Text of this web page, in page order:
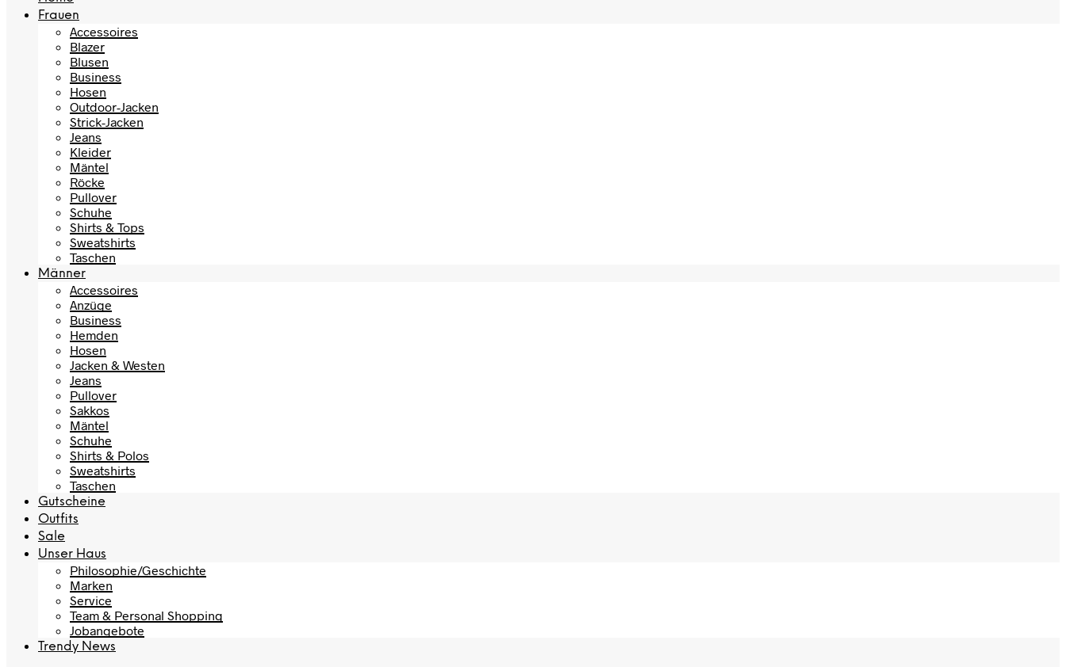
Frauen
Accessoires
Blazer
Blusen
Business
Hosen
Outdoor-Jacken
Strick-Jacken
Jeans
Kleider
Mäntel
Röcke
Pullover
Schuhe
Shirts & Tops
Sweatshirts
Taschen
Männer
Accessoires
Anzüge
Business
Hemden
Hosen
Jacken & Westen
Jeans
Pullover
Sakkos
Mäntel
Schuhe
Shirts & Polos
Sweatshirts
Taschen
Gutscheine
Outfits
Sale
Unser Haus
Philosophie/Geschichte
Marken
Service
Team & Personal Shopping
Jobangebote
Trendy News